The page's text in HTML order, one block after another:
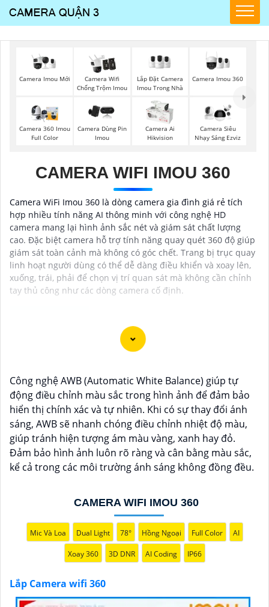
Camera Imou Mới
Camera Wifi
Chống Trộm Imou
Lắp Đặt Camera
Imou Trong Nhà
Camera Imou 360
Camera 360 Imou
Full Color
Camera Dùng Pin
Imou
Camera Ai
Hikvision
Camera Siêu
Nhạy Sáng Ezviz
CAMERA WIFI IMOU 360
Camera WiFi Imou 360 là dòng camera gia đình giá rẻ tích
hợp nhiều tính năng AI thông minh với công nghệ HD
camera mang lại hình ảnh sắc nét và giám sát chất lượng
cao. Đặc biệt camera hỗ trợ tính năng quay quét 360 độ giúp
giám sát toàn cảnh mà không có góc chết. Trang bị trục quay
linh hoạt người dùng có thể dễ dàng điều khiển và xoay lên,
xuống, trái, phải để chọn vị trí quan sát mà không cần chỉnh
tay thủ công như các dòng camera cố định.
"Camera wifi 360 với độ phân giải cao, vượt trội, mang
góc độ của không gian một cách dễ dàng. Với khả
năng xoay 360 độ, camera sẽ ghi lại mọi diễn biến
trong phạm vi quét mà không bỏ sót bất kỳ chi tiết
nào. Cài đặt và sử dụng camera qua kết nối wifi cũng
rất tiện lợi, bạn có thể theo dõi từ xa thông qua ứng
dụng di động một cách đơn giản. Camera wifi 360 là sự
lựa chọn hoàn hảo để bảo vệ nhà cửa, văn phòng
chất lượng hình ảnh. Hãy trải nghiệm công nghệ hiện
đại và an ninh tối ưu với Camera wifi 360 hình ảnh sắc
nét của chúng tôi ngay hôm nay!"
Công nghệ AWB (Automatic White Balance) giúp tự
động điều chỉnh màu sắc trong hình ảnh để đảm bảo
hiển thị chính xác và tự nhiên. Khi có sự thay đổi ánh
sáng, AWB sẽ nhanh chóng điều chỉnh nhiệt độ màu,
giúp tránh hiện tượng ám màu vàng, xanh hay đỏ.
Đảm bảo hình ảnh luôn rõ ràng và cân bằng màu sắc,
kể cả trong các môi trường ánh sáng không đồng đều.
CAMERA WIFI IMOU 360
Mic Và Loa Dual Light 78° Hồng Ngoại Full Color AI
Xoay 360 3D DNR AI Coding IP66
Lắp Camera wifi 360